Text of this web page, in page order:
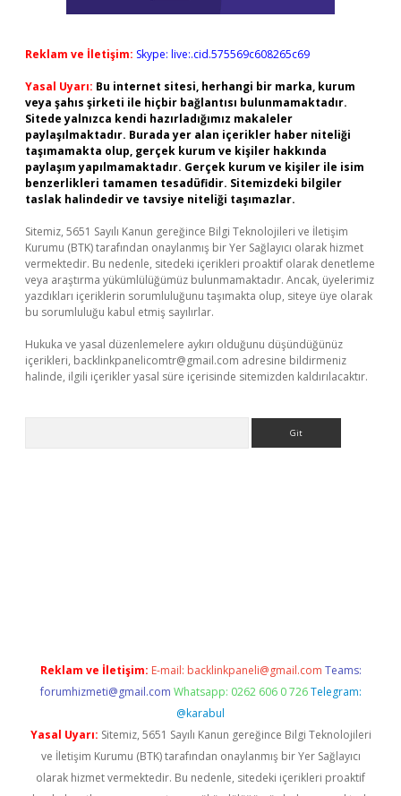
Reklam ve İletişim: Skype: live:.cid.575569c608265c69
Yasal Uyarı: Bu internet sitesi, herhangi bir marka, kurum
veya şahıs şirketi ile hiçbir bağlantısı bulunmamaktadır.
Sitede yalnızca kendi hazırladığımız makaleler
paylaşılmaktadır. Burada yer alan içerikler haber niteliği
taşımamakta olup, gerçek kurum ve kişiler hakkında
paylaşım yapılmamaktadır. Gerçek kurum ve kişiler ile isim
benzerlikleri tamamen tesadüfidir. Sitemizdeki bilgiler
taslak halindedir ve tavsiye niteliği taşımazlar.
Sitemiz, 5651 Sayılı Kanun gereğince Bilgi Teknolojileri ve İletişim
Kurumu (BTK) tarafından onaylanmış bir Yer Sağlayıcı olarak hizmet
vermektedir. Bu nedenle, sitedeki içerikleri proaktif olarak denetleme
veya araştırma yükümlülüğümüz bulunmamaktadır. Ancak, üyelerimiz
yazdıkları içeriklerin sorumluluğunu taşımakta olup, siteye üye olarak
bu sorumluluğu kabul etmiş sayılırlar.
Hukuka ve yasal düzenlemelere aykırı olduğunu düşündüğünüz
içerikleri, backlinkpanelicomtr@gmail.com adresine bildirmeniz
halinde, ilgili içerikler yasal süre içerisinde sitemizden kaldırılacaktır.
Reklam ve İletişim: E-mail: backlinkpaneli@gmail.com Teams:
forumhizmeti@gmail.com Whatsapp: 0262 606 0 726 Telegram:
@karabul
Yasal Uyarı: Sitemiz, 5651 Sayılı Kanun gereğince Bilgi Teknolojileri
ve İletişim Kurumu (BTK) tarafından onaylanmış bir Yer Sağlayıcı
olarak hizmet vermektedir. Bu nedenle, sitedeki içerikleri proaktif